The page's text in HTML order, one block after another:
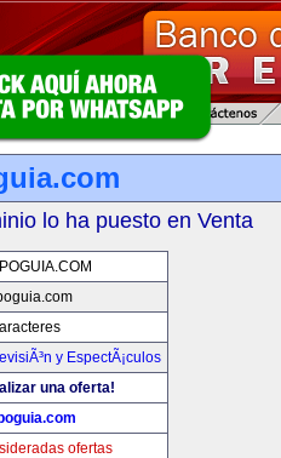
lo ha puesto en Venta
y EspectÃ¡culos
una oferta!
ofertas